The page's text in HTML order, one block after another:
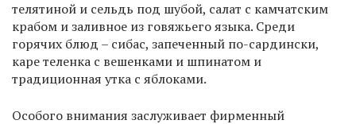
телятиной и сельдь под шубой, салат с камчатским
крабом и заливное из говяжьего языка. Среди
горячих блюд – сибас, запеченный по-сардински,
каре теленка с вешенками и шпинатом и
традиционная утка с яблоками.
Особого внимания заслуживает фирменный